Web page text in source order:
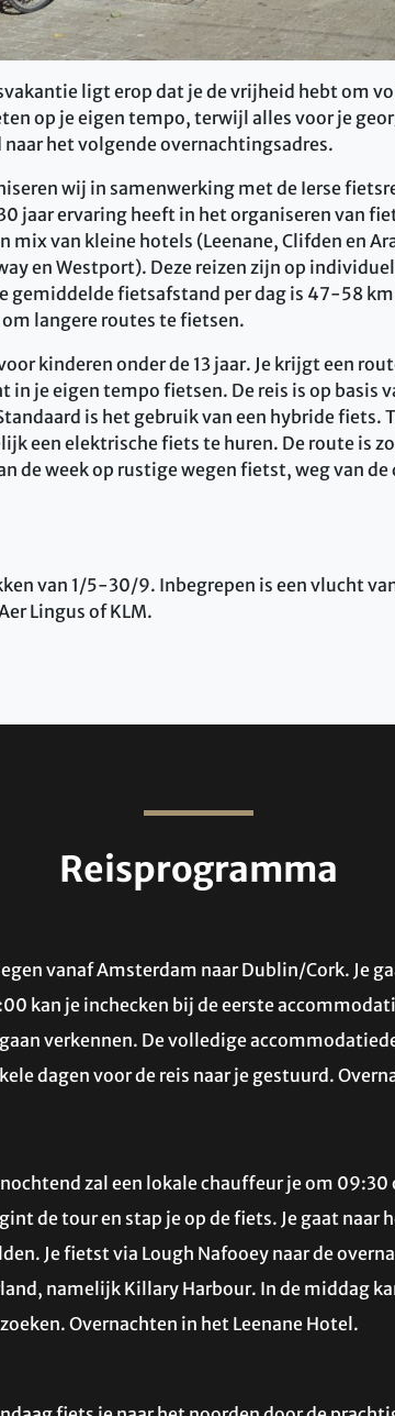
ligt erop dat je de vrijheid hebt om
op je eigen tempo, terwijl alles voor je
het volgende overnachtingsadres.
wij in samenwerking met de Ierse
jaar ervaring heeft in het organiseren van
mix van kleine hotels (Leenane, Clifden en
en Westport). Deze reizen zijn op
gemiddelde fietsafstand per dag is 47-58
langere routes te fietsen.
kinderen onder de 13 jaar. Je krijgt een
in je eigen tempo fietsen. De reis is op basis
is het gebruik van een hybride fiets.
een elektrische fiets te huren. De route is
de week op rustige wegen fietst, weg van
van 1/5-30/9. Inbegrepen is een vlucht
Lingus of KLM.
Reisprogramma
vanaf Amsterdam naar Dublin/Cork. Je
kan je inchecken bij de eerste
verkennen. De volledige
dagen voor de reis naar je gestuurd.
zal een lokale chauffeur je om
de tour en stap je op de fiets. Je gaat
Je fietst via Lough Nafooey naar de
namelijk Killary Harbour. In de middag
Overnachten in het Leenane Hotel.